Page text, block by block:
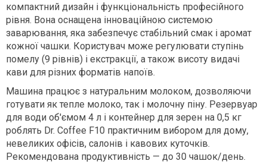
компактний дизайн і функціональність професійного
рівня. Вона оснащена інноваційною системою
заварювання, яка забезпечує стабільний смак і аромат
кожної чашки. Користувач може регулювати ступінь
помелу (9 рівнів) і екстракції, а також висоту видачі
кави для різних форматів напоїв.
Машина працює з натуральним молоком, дозволяючи
готувати як тепле молоко, так і молочну піну. Резервуар
для води об'ємом 4 л і контейнер для зерен на 0,5 кг
роблять Dr. Coffee F10 практичним вибором для дому,
невеликих офісів, салонів і кавових куточків.
Рекомендована продуктивність — до 30 чашок/день.